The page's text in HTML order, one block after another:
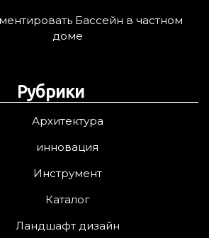
Бассейн в частном
доме
Рубрики
Архитектура
инновация
Инструмент
Каталог
Ландшафт дизайн